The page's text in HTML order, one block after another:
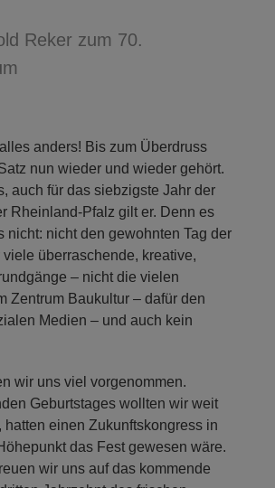
Reker zum 70.
anders! Bis zum Überdruss
nun wieder und wieder gehört.
auch für das siebzigste Jahr der
Rheinland-Pfalz gilt er. Denn es
nicht: nicht den gewohnten Tag der
überraschende, kreative,
– nicht die vielen
Zentrum Baukultur – dafür den
Medien – und auch kein
wir uns viel vorgenommen.
Geburtstages wollten wir weit
hatten einen Zukunftskongress in
das Fest gewesen wäre.
wir uns auf das kommende